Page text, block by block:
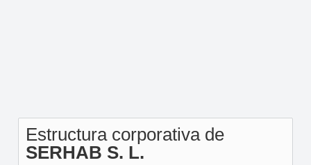
Estructura corporativa de
SERHAB S. L.